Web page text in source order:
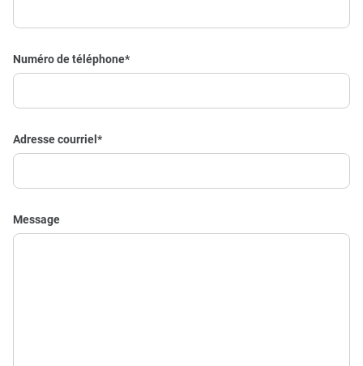
Numéro de téléphone*
Adresse courriel*
Message